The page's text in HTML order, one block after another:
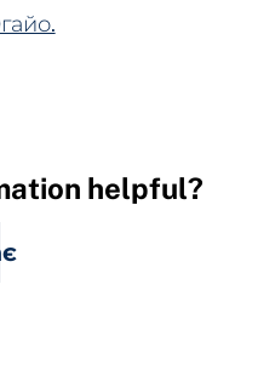
helpful?